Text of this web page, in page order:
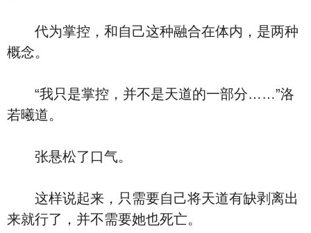
代为掌控，和自己这种融合在体内，是两种
概念。
“我只是掌控，并不是天道的一部分……”洛
若曦道。
张悬松了口气。
这样说起来，只需要自己将天道有缺剥离出
来就行了，并不需要她也死亡。